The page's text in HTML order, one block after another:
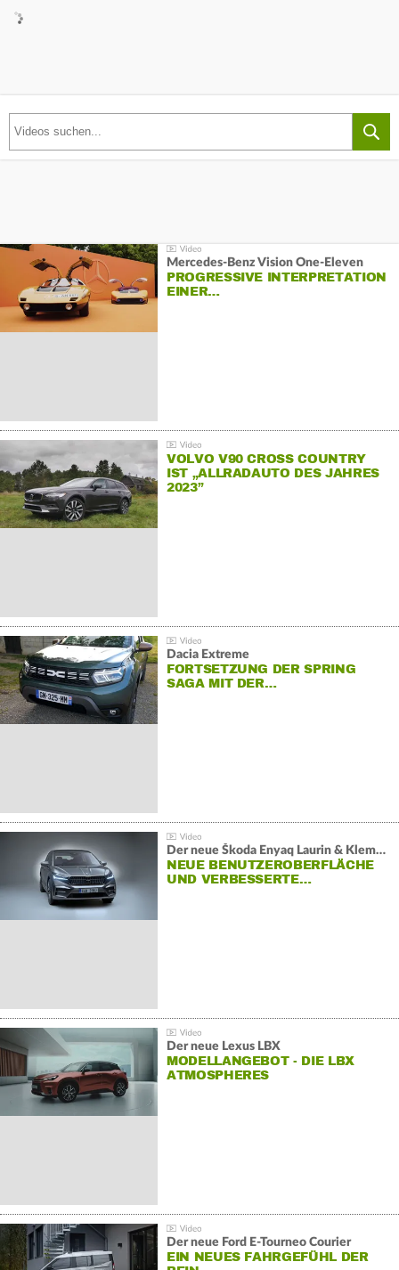
Mercedes-Benz Vision One-Eleven
PROGRESSIVE INTERPRETATION
EINER…
VOLVO V90 CROSS COUNTRY
IST „ALLRADAUTO DES JAHRES
2023”
Dacia Extreme
FORTSETZUNG DER SPRING
SAGA MIT DER…
Der neue Škoda Enyaq Laurin & Klement
NEUE BENUTZEROBERFLÄCHE
UND VERBESSERTE…
Der neue Lexus LBX
MODELLANGEBOT - DIE LBX
ATMOSPHERES
Der neue Ford E-Tourneo Courier
EIN NEUES FAHRGEFÜHL DER